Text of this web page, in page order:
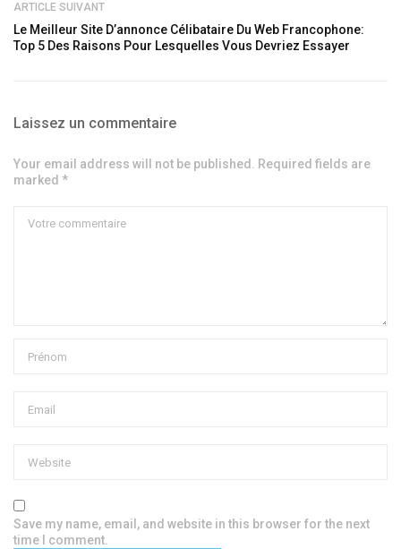
ARTICLE SUIVANT
Le Meilleur Site D’annonce Célibataire Du Web Francophone:
Top 5 Des Raisons Pour Lesquelles Vous Devriez Essayer
Laissez un commentaire
Your email address will not be published. Required fields are
marked *
Save my name, email, and website in this browser for the next
time I comment.